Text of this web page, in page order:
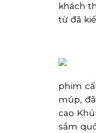
khách
từ đã
phim
múp,
cao
sắm